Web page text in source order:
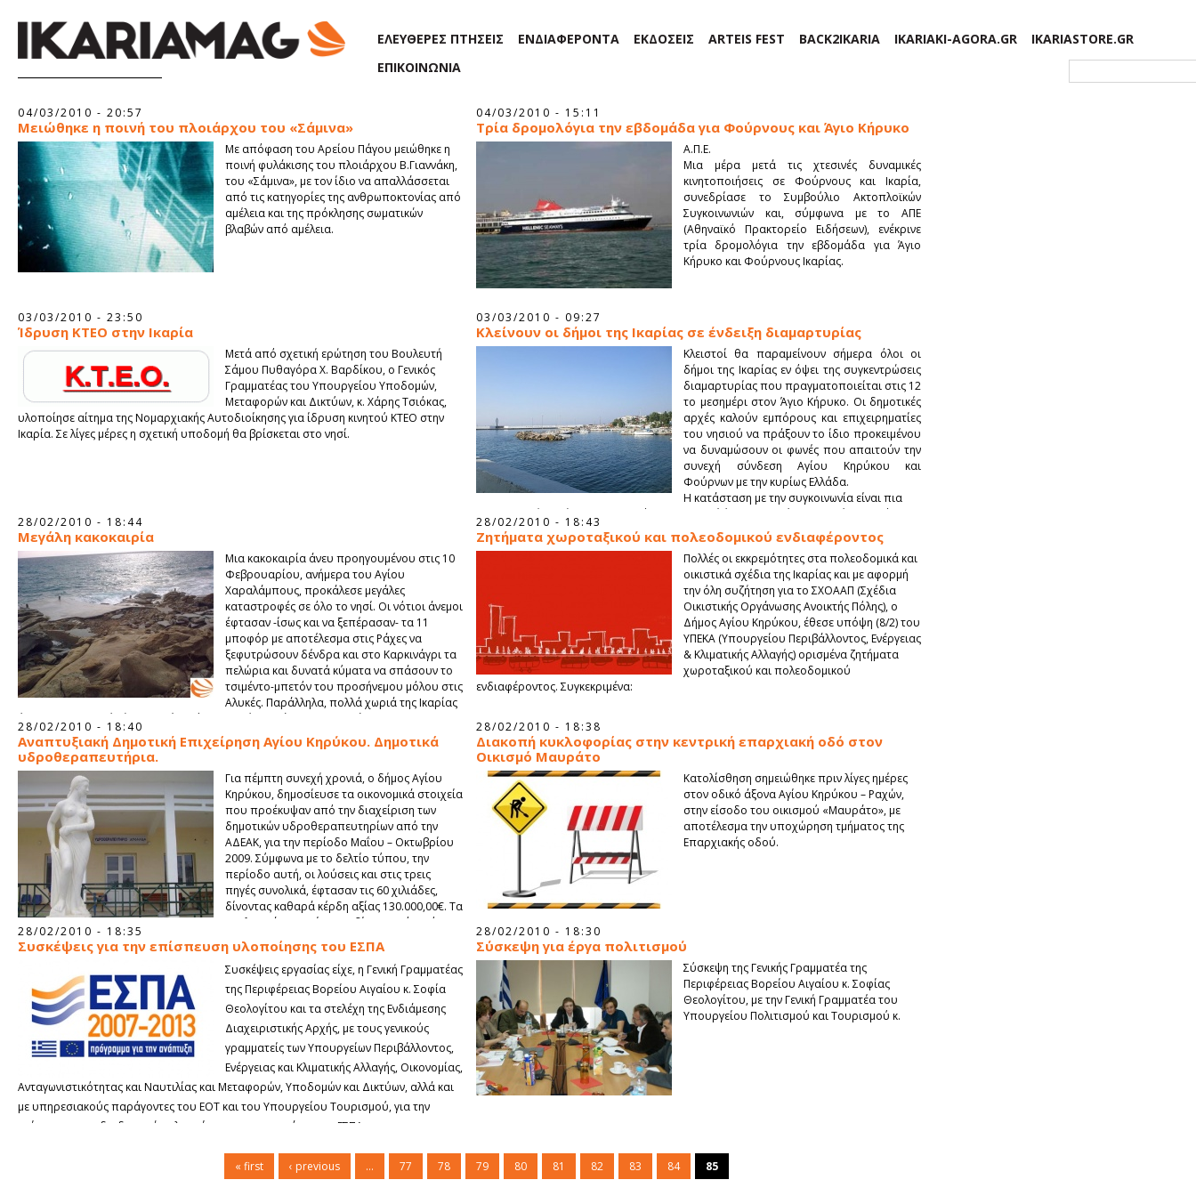
ΕΛΕΥΘΕΡΕΣ ΠΤΗΣΕΙΣ ΕΝΔΙΑΦΕΡΟΝΤΑ ΕΚΔΟΣΕΙΣ ARTEIS FEST BACK2IKARIA IKARIAKI-AGORA.GR
IKARIASTORE.GR
ΕΠΙΚΟΙΝΩΝΙΑ
04/03/2010 - 20:57
Μειώθηκε η ποινή του πλοιάρχου του «Σάμινα»
Με απόφαση του Αρείου Πάγου μειώθηκε η
ποινή φυλάκισης του πλοιάρχου Β.Γιαννάκη,
του «Σάμινα», με τον ίδιο να απαλλάσσεται
από τις κατηγορίες της ανθρωποκτονίας από
αμέλεια και της πρόκλησης σωματικών
βλαβών από αμέλεια.
04/03/2010 - 15:11
Tρία δρομολόγια την εβδομάδα για Φούρνους και Άγιο Κήρυκο
Α.Π.Ε.
Μια μέρα μετά τις χτεσινές δυναμικές
κινητοποιήσεις σε Φούρνους και Ικαρία,
συνεδρίασε το Συμβούλιο Ακτοπλοϊκών
Συγκοινωνιών και, σύμφωνα με το ΑΠΕ
(Αθηναϊκό Πρακτορείο Ειδήσεων), ενέκρινε
τρία δρομολόγια την εβδομάδα για Άγιο
Κήρυκο και Φούρνους Ικαρίας.
03/03/2010 - 23:50
Ίδρυση ΚΤΕΟ στην Ικαρία
Μετά από σχετική ερώτηση του Βουλευτή
Σάμου Πυθαγόρα Χ. Βαρδίκου, ο Γενικός
Γραμματέας του Υπουργείου Υποδομών,
Μεταφορών και Δικτύων, κ. Χάρης Τσιόκας,
υλοποίησε αίτημα της Νομαρχιακής Αυτοδιοίκησης για ίδρυση κινητού ΚΤΕΟ στην
Ικαρία. Σε λίγες μέρες η σχετική υποδομή θα βρίσκεται στο νησί.
03/03/2010 - 09:27
Κλείνουν οι δήμοι της Ικαρίας σε ένδειξη διαμαρτυρίας
Κλειστοί θα παραμείνουν σήμερα όλοι οι
δήμοι της Ικαρίας εν όψει της συγκεντρώσεις
διαμαρτυρίας που πραγματοποιείται στις 12
το μεσημέρι στον Άγιο Κήρυκο. Οι δημοτικές
αρχές καλούν εμπόρους και επιχειρηματίες
του νησιού να πράξουν το ίδιο προκειμένου
να δυναμώσουν οι φωνές που απαιτούν την
συνεχή σύνδεση Αγίου Κηρύκου και
Φούρνων με την κυρίως Ελλάδα.
Η κατάσταση με την συγκοινωνία είναι πια
απελπιστική καθώς η καθημερινότητα στο νησί έχει δυσκολέψει ιδιαιτέρως υπό
αυτές τις συνθήκες. Οι δήμοι ζητούν την άμεση αποκατάσταση της ακτοπλοϊκής
συγκοινωνίας, τη μείωση των ναύλων, την στήριξη των ευαίσθητων κοινωνικών ομάδων
στο κόστος μετακίνησης τους και την δρομολόγηση σύγχρονων πλοίων. Παράλληλα
ζητούν καλύτερα λιμάνια, σύσταση Εθνικού Φορέα Ακτοπλοϊκών Συγκοινωνιών,
αεροπορική σύνδεση με Αθήνα σε καθημερινή βάση και μείωση του κόστους
μετακίνησης στις τιμές του 2009.
28/02/2010 - 18:44
Μεγάλη κακοκαιρία
Μια κακοκαιρία άνευ προηγουμένου στις 10
Φεβρουαρίου, ανήμερα του Αγίου
Χαραλάμπους, προκάλεσε μεγάλες
καταστροφές σε όλο το νησί. Οι νότιοι άνεμοι
έφτασαν -ίσως και να ξεπέρασαν- τα 11
μποφόρ με αποτέλεσμα στις Ράχες να
ξεφυτρώσουν δένδρα και στο Καρκινάγρι τα
πελώρια και δυνατά κύματα να σπάσουν το
τσιμέντο-μπετόν του προσήνεμου μόλου στις
Αλυκές. Παράλληλα, πολλά χωριά της Ικαρίας
έμειναν για αρκετές ώρες χωρίς ρεύμα. Αναμένεται άμεση αποκατάσταση των
καταστροφών…
28/02/2010 - 18:43
Ζητήματα χωροταξικού και πολεοδομικού ενδιαφέροντος
Πολλές οι εκκρεμότητες στα πολεοδομικά και
οικιστικά σχέδια της Ικαρίας και με αφορμή
την όλη συζήτηση για το ΣΧΟΑΑΠ (Σχέδια
Οικιστικής Οργάνωσης Ανοικτής Πόλης), ο
Δήμος Αγίου Κηρύκου, έθεσε υπόψη (8/2) του
ΥΠΕΚΑ (Υπουργείου Περιβάλλοντος, Ενέργειας
& Κλιματικής Αλλαγής) ορισμένα ζητήματα
χωροταξικού και πολεοδομικού
ενδιαφέροντος. Συγκεκριμένα:
28/02/2010 - 18:40
Αναπτυξιακή Δημοτική Επιχείρηση Αγίου Κηρύκου. Δημοτικά
υδροθεραπευτήρια.
Για πέμπτη συνεχή χρονιά, ο δήμος Αγίου
Κηρύκου, δημοσίευσετα οικονομικά στοιχεία
που προέκυψαν από την διαχείριση των
δημοτικών υδροθεραπευτηρίων από την
ΑΔΕΑΚ, για την περίοδο Μαΐου – Οκτωβρίου
2009. Σύμφωνα με το δελτίο τύπου, την
περίοδο αυτή, οι λούσεις και στις τρεις
πηγές συνολικά, έφτασαν τις 60 χιλιάδες,
δίνοντας καθαρά κέρδη αξίας 130.000,00€. Τα
αναλυτικά στοιχεία
που δίνονται, όχι μόνο
παρουσιάζουν θετικές μεταβολές, αλλά φαίνεται ότι τόσο οι λούσεις όσο και οι
εισπράξεις έχουν τριπλασιαστεί κατά τη διάρκεια της πενταετίας, όπου οι ιαματικές
πηγές λειτουργούν υπό την αιγίδα του δήμου.
28/02/2010 - 18:38
Διακοπή κυκλοφορίας στην κεντρική επαρχιακή οδό στον
Οικισμό Μαυράτο
Κατολίσθηση σημειώθηκε πριν λίγες ημέρες
στον οδικό άξονα Αγίου Κηρύκου – Ραχών,
στην είσοδο του οικισμού «Μαυράτο», με
αποτέλεσμα την υποχώρηση τμήματος της
Επαρχιακής οδού.
28/02/2010 - 18:35
Συσκέψεις για την επίσπευση υλοποίησης του ΕΣΠΑ
Συσκέψεις εργασίας είχε, η Γενική Γραμματέας
της Περιφέρειας Βορείου Αιγαίου κ. Σοφία
Θεολογίτου και τα στελέχη της Ενδιάμεσης
Διαχειριστικής Αρχής, με τους γενικούς
γραμματείς των Υπουργείων Περιβάλλοντος,
Ενέργειας και Κλιματικής Αλλαγής, Οικονομίας,
Ανταγωνιστικότητας και Ναυτιλίας και Μεταφορών, Υποδομών και Δικτύων, αλλά και
με υπηρεσιακούς παράγοντες του ΕΟΤ και του Υπουργείου Τουρισμού, για την
επίσπευση των διαδικασιών υλοποίησης του προγράμματος ΕΣΠΑ.
28/02/2010 - 18:30
Σύσκεψη για έργα πολιτισμού
Σύσκεψη της Γενικής Γραμματέα της
Περιφέρειας Βορείου Αιγαίου κ. Σοφίας
Θεολογίτου, με την Γενική Γραμματέα του
Υπουργείου Πολιτισμού και Τουρισμού κ.
« first ‹ previous … 77 78 79 80 81 82 83 84 85